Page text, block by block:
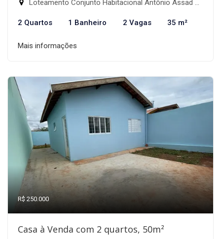
Loteamento Conjunto Habitacional Antônio Assad Alcici, Itapira-SP
2 Quartos 1 Banheiro 2 Vagas 35 m²
Mais informações
R$ 250.000
Casa à Venda com 2 quartos, 50m²